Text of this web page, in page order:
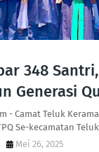
348
Generasi
- Camat Teluk
Se-kecamatan
Mei 26, 2025